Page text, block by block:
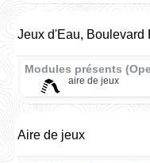
Jeux d'Eau, Boulevard
Modules présents
aire de jeux
Aire de jeux